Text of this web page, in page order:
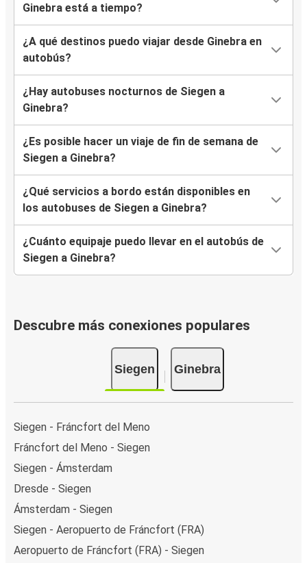
Ginebra está a tiempo?
¿A qué destinos puedo viajar desde Ginebra en
autobús?
¿Hay autobuses nocturnos de Siegen a
Ginebra?
¿Es posible hacer un viaje de fin de semana de
Siegen a Ginebra?
¿Qué servicios a bordo están disponibles en
los autobuses de Siegen a Ginebra?
¿Cuánto equipaje puedo llevar en el autobús de
Siegen a Ginebra?
Descubre más conexiones populares
Siegen Ginebra
Siegen - Fráncfort del Meno
Fráncfort del Meno - Siegen
Siegen - Ámsterdam
Dresde - Siegen
Ámsterdam - Siegen
Siegen - Aeropuerto de Fráncfort (FRA)
Aeropuerto de Fráncfort (FRA) - Siegen